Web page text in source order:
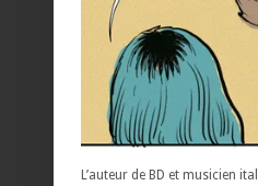
L’auteur de BD et musicien